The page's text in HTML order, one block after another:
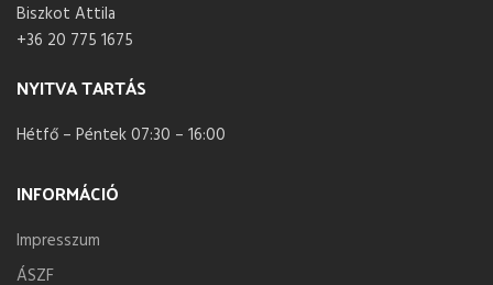
Biszkot Attila
+36 20 775 1675
NYITVA TARTÁS
Hétfő – Péntek 07:30 – 16:00
INFORMÁCIÓ
Impresszum
ÁSZF